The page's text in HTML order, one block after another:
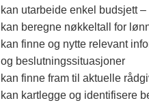
kan utarbeide enkel budsjett
kan beregne nøkkeltall for
kan finne og nytte relevant
og beslutningssituasjoner
kan finne fram til aktuelle
kan kartlegge og identifisere